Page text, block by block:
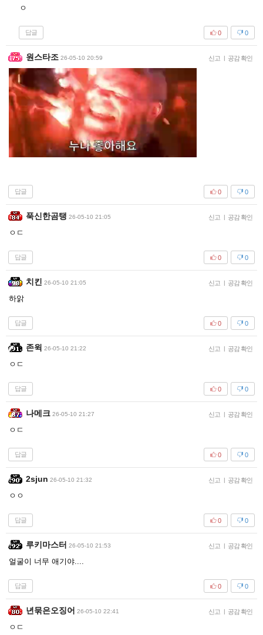
ㅇ
답글 0
0
원스타조 26-05-10 20:59 신고 공감 확인
답글 0
0
푹신한곰탱 26-05-10 21:05 신고 공감 확인
ㅇㄷ
답글 0
0
치킨 26-05-10 21:05 신고 공감 확인
하앍
답글 0
0
존윅 26-05-10 21:22 신고 공감 확인
ㅇㄷ
답글 0
0
나메크 26-05-10 21:27 신고 공감 확인
ㅇㄷ
답글 0
0
2sjun 26-05-10 21:32 신고 공감 확인
ㅇㅇ
답글 0
0
루키마스터 26-05-10 21:53 신고 공감 확인
얼굴이 너무 애기야....
답글 0
0
년묶은오징어 26-05-10 22:41 신고 공감 확인
ㅇㄷ